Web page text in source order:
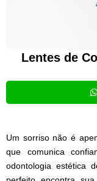
Lentes de
Um sorriso não é
que comunica
odontologia estética